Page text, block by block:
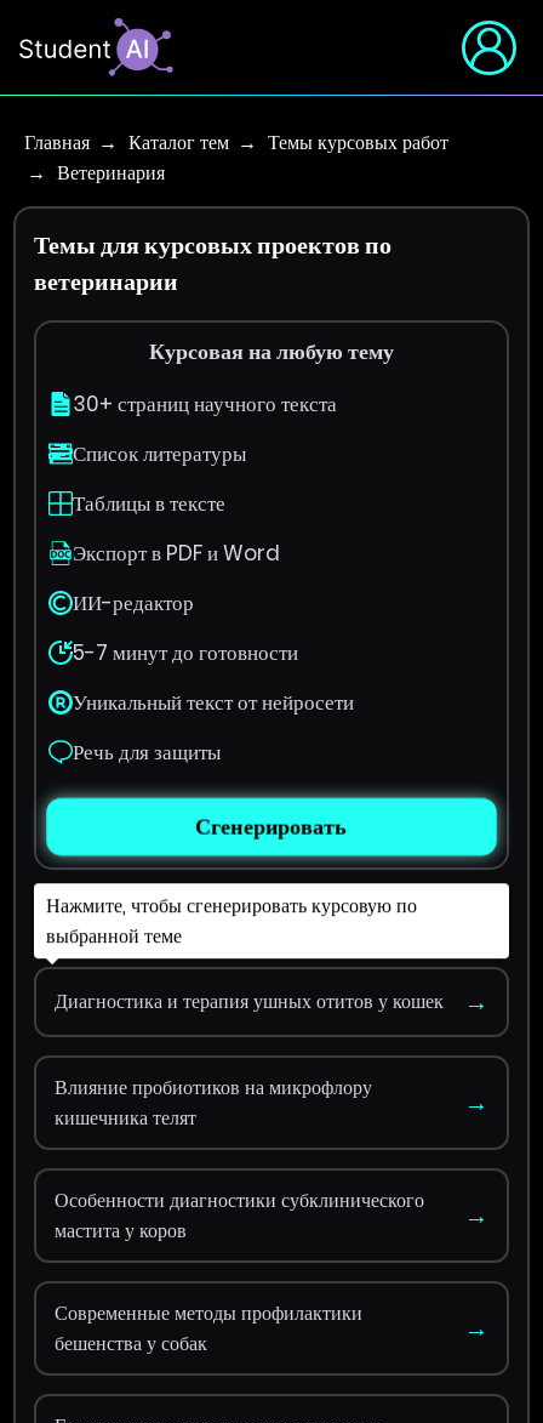
Главная Каталог тем
Темы курсовых работ
Ветеринария
Темы для курсовых проектов по
ветеринарии
Курсовая на любую тему
30+ страниц научного текста
Список литературы
Таблицы в тексте
Экспорт в PDF и Word
ИИ-редактор
5-7 минут до готовности
Уникальный текст от нейросети
Речь для защиты
Сгенерировать
Нажмите, чтобы сгенерировать курсовую по
выбранной теме
Диагностика и терапия ушных отитов у кошек →
Влияние пробиотиков на микрофлору
кишечника телят
→
Особенности диагностики субклинического
мастита у коров
→
Современные методы профилактики
бешенства у собак
→